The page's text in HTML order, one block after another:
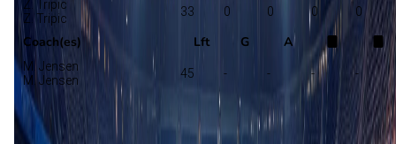
Z. Tripic
Z. Tripic
33 0 0 0 0
Coach(es) Lft G A
M. Jensen
M. Jensen
45 - - - -
FK Haugesund
Selectie